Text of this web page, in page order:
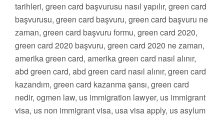
tarihleri, green card başvurusu nasıl yapılır, green card
başvurusu, green card başvuru, green card başvuru ne
zaman, green card başvuru formu, green card 2020,
green card 2020 başvuru, green card 2020 ne zaman,
amerika green card, amerika green card nasıl alınır,
abd green card, abd green card nasıl alınır, green card
kazandım, green card kazanma şansı, green card
nedir, ogmen law, us immigration lawyer, us immigrant
visa, us non immigrant visa, usa visa apply, us asylum